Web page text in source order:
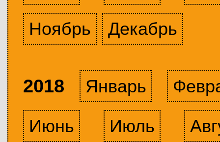
Ноябрь
Декабрь
2018 Январь
Июнь
Июль